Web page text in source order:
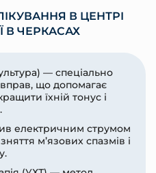
В ЦЕНТРІ
В ЧЕРКАСАХ
— спеціально
що допомагає
їхній тонус і
електричним струмом
м’язових спазмів і